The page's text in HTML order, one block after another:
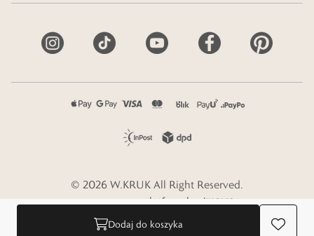
Dodaj do koszyka
© 2026 W.KRUK All Right Reserved.
e-commerce platform by